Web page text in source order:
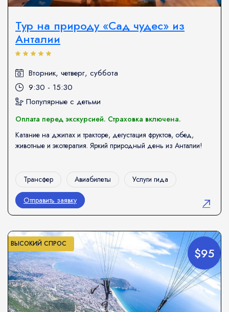
Тур на природу «Сад чудес» из
Анталии
Вторник, четверг, суббота
9:30 - 15:30
Популярные с детьми
Оплата перед экскурсией. Страховка включена.
Катание на джипах и тракторе, дегустация фруктов, обед,
животные и экотерапия. Яркий природный день из Анталии!
Трансфер Авиабилеты Услуги гида
Отправить заявку
$95
ВЫСОКИЙ СПРОС